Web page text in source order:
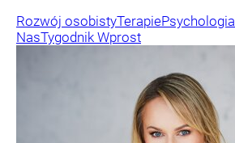
Rozwój osobistyTerapiePsychologia
NasTygodnik Wprost